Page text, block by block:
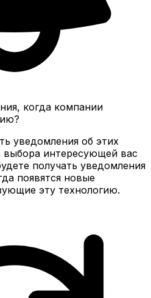
когда компании
уведомления об этих
выбора интересующей вас
получать уведомления
появятся новые
эту технологию.